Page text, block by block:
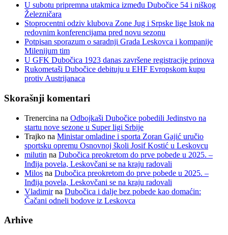
U subotu pripremna utakmica između Dubočice 54 i niškog
Železničara
Stoprocentni odziv klubova Zone Jug i Srpske lige Istok na
redovnim konferencijama pred novu sezonu
Potpisan sporazum o saradnji Grada Leskovca i kompanije
Milenijum tim
U GFK Dubočica 1923 danas završene registracije prinova
Rukometaši Dubočice debituju u EHF Evropskom kupu
protiv Austrijanaca
Skorašnji komentari
Trenercina na Odbojkaši Dubočice pobedili Jedinstvo na
startu nove sezone u Super ligi Srbije
Trajko na Ministar omladine i sporta Zoran Gajić uručio
sportsku opremu Osnovnoj školi Josif Kostić u Leskovcu
milutin na Dubočica preokretom do prve pobede u 2025. –
Inđija povela, Leskovčani se na kraju radovali
Milos na Dubočica preokretom do prve pobede u 2025. –
Inđija povela, Leskovčani se na kraju radovali
Vladimirna Dubočica i dalje bez pobede kao domaćin:
Čačani odneli bodove iz Leskovca
Arhive